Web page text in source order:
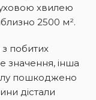
хвилею
2500 м².
побитих
значення, інша
пошкоджено
дістали